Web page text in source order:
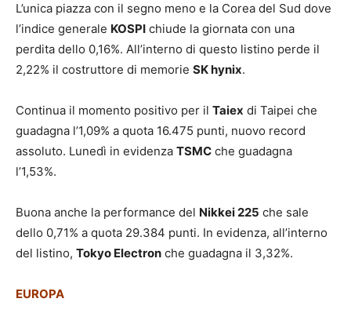
L’unica piazza con il segno meno e la Corea del Sud dove
l’indice generale KOSPI chiude la giornata con una
perdita dello 0,16%. All’interno di questo listino perde il
2,22% il costruttore di memorie SK hynix.
Continua il momento positivo per il Taiex di Taipei che
guadagna l’1,09% a quota 16.475 punti, nuovo record
assoluto. Lunedì in evidenza TSMC che guadagna
l’1,53%.
Buona anche la performance del Nikkei 225 che sale
dello 0,71% a quota 29.384 punti. In evidenza, all’interno
del listino, Tokyo Electron che guadagna il 3,32%.
EUROPA